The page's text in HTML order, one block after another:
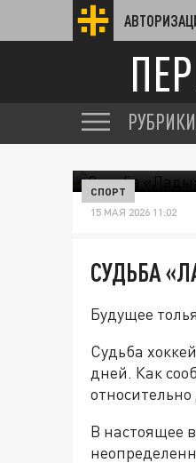
РУБРИКИ
СПОРТ
15 МАЯ 2026 11:02
СУДЬБА
Будущее
Судьба
дней. Как
В настоящее